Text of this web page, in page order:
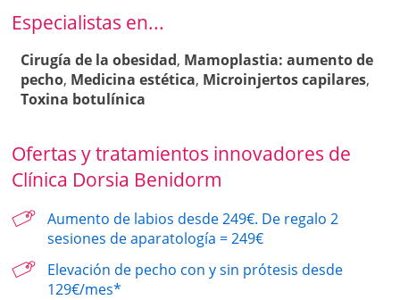
Especialistas en...
Cirugía de la obesidad, Mamoplastia: aumento de
pecho, Medicina estética, Microinjertos capilares,
Toxina botulínica
Ofertas y tratamientos innovadores de
Clínica Dorsia Benidorm
Aumento de labios desde 249€. De regalo 2
sesiones de aparatología = 249€
Elevación de pecho con y sin prótesis desde
129€/mes*